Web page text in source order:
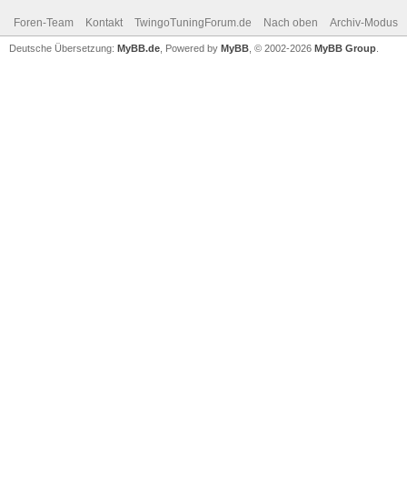
Foren-Team Kontakt TwingoTuningForum.de Nach oben Archiv-Modus
Deutsche Übersetzung: MyBB.de , Powered by MyBB , © 2002-2026 MyBB Group